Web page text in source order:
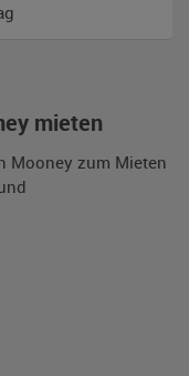
mieten
Mooney zum Mieten